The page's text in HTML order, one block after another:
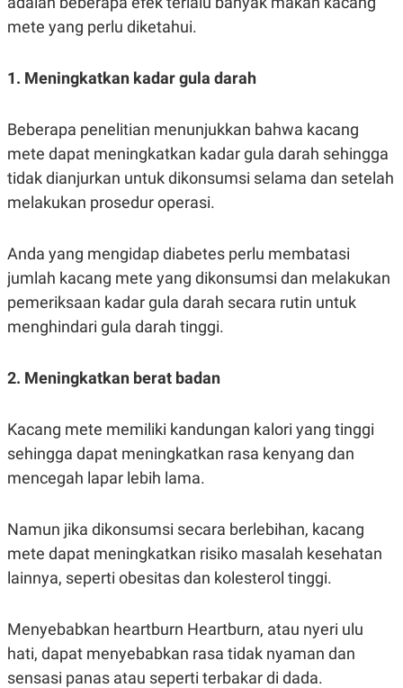
S
T
T
A
E
O
T
A
N
T
I
S
U
S
JARINGAN
K
O
N
N
D
E
M
Y
P
R
E
R
A
S
.
L
N
G
A
N
C
E
K
N
E
E
M
I
T
mete yang perlu diketahui.
1. Meningkatkan kadar gula darah
Beberapa penelitian menunjukkan bahwa kacang
mete dapat meningkatkan kadar gula darah sehingga
tidak dianjurkan untuk dikonsumsi selama dan setelah
melakukan prosedur operasi.
Anda yang mengidap diabetes perlu membatasi
jumlah kacang mete yang dikonsumsi dan melakukan
pemeriksaan kadar gula darah secara rutin untuk
menghindari gula darah tinggi.
2. Meningkatkan berat badan
Kacang mete memiliki kandungan kalori yang tinggi
sehingga dapat meningkatkan rasa kenyang dan
mencegah lapar lebih lama.
Namun jika dikonsumsi secara berlebihan, kacang
mete dapat meningkatkan risiko masalah kesehatan
lainnya, seperti obesitas dan kolesterol tinggi.
Menyebabkan heartburn Heartburn, atau nyeri ulu
hati, dapat menyebabkan rasa tidak nyaman dan
sensasi panas atau seperti terbakar di dada.